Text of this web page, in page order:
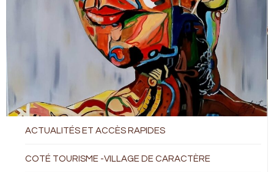
ACTUALITÉS ET ACCÈS RAPIDES
COTÉ TOURISME -VILLAGE DE CARACTÈRE